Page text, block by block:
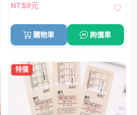
NT$9元
購物車 詢價車
特價